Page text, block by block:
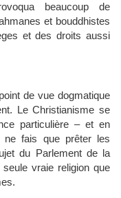
beaucoup de
et bouddhistes
et des droits aussi
de vue dogmatique
Le Christianisme se
particulière – et en
ne fais que prêter les
du Parlement de la
vraie religion que